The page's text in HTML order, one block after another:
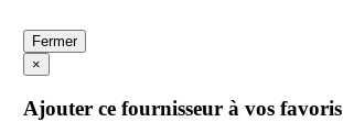
Fermer
×
Ajouter ce fournisseur à vos favoris